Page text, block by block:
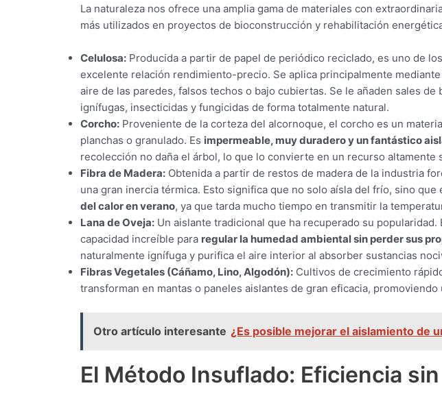
La naturaleza nos ofrece una amplia gama de materiales con
más utilizados en proyectos de bioconstrucción y rehabilitación
Celulosa: Producida a partir de papel de periódico reciclado, es uno de
excelente relación rendimiento-precio. Se aplica principalmente mediante
aire de las paredes, falsos techos o bajo cubiertas. Se le añaden sales de
ignífugas, insecticidas y fungicidas de forma totalmente natural.
Corcho: Proveniente de la corteza del alcornoque, el corcho es un
planchas o granulado. Es impermeable, muy duradero y un fantástico
recolección no daña el árbol, lo que lo convierte en un recurso altamente
Fibra de Madera: Obtenida a partir de restos de madera de la industria
una gran inercia térmica. Esto significa que no solo aísla del frío, sino que
del calor en verano, ya que tarda mucho tiempo en transmitir la
Lana de Oveja: Un aislante tradicional que ha recuperado su popularidad.
capacidad increíble para regular la humedad ambiental sin perder sus
naturalmente ignífuga y purifica el aire interior al absorber sustancias
Fibras Vegetales (Cáñamo, Lino, Algodón): Cultivos de crecimiento
transforman en mantas o paneles aislantes de gran eficacia,
Otro artículo interesante ¿Es posible mejorar el aislamiento de
El Método Insuflado: Eficiencia